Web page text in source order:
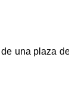
una plaza